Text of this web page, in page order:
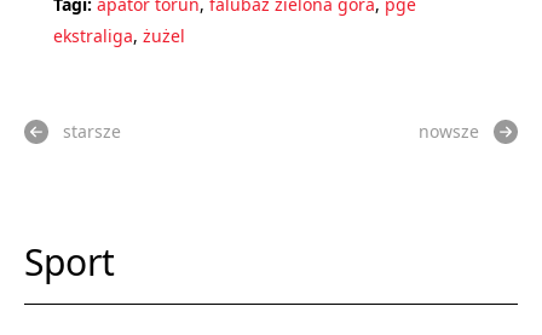
ekstraliga, żużel
starsze nowsze
Sport